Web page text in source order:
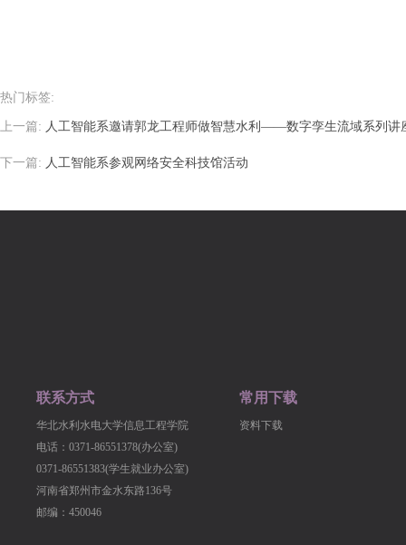
热门标签:
上一篇: 人工智能系邀请郭龙工程师做智慧水利——数字孪生流域系列讲
下一篇: 人工智能系参观网络安全科技馆活动
联系方式
华北水利水电大学信息工程学院
电话：0371-86551378(办公室)
0371-86551383(学生就业办公室)
河南省郑州市金水东路136号
邮编：450046
常用下载
资料下载